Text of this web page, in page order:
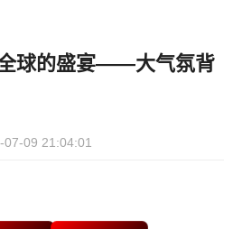
球的盛宴——大气氛背
07-09 21:04:01